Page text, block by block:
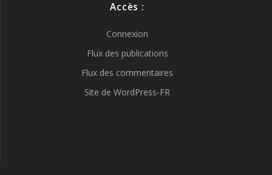
Accès :
Connexion
Flux des publications
Flux des commentaires
Site de WordPress-FR